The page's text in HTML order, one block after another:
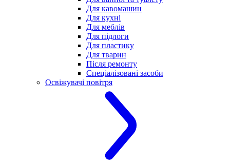
Для кавомашин
Для кухні
Для меблів
Для підлоги
Для пластику
Для тварин
Після ремонту
Спеціалізовані засоби
Освіжувачі повітря